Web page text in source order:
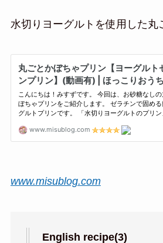
水切りヨーグルトを使用した丸
www.misublog.com
English recipe(3)